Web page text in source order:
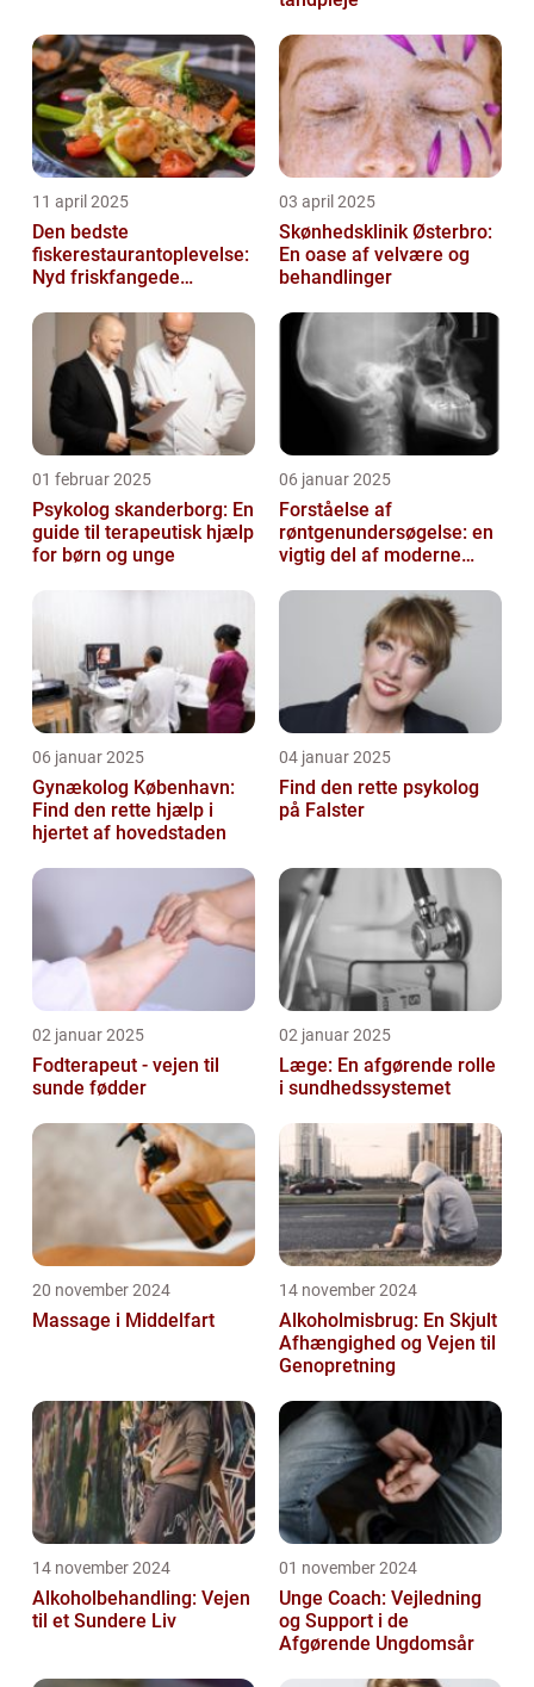
11 april 2025
Den bedste
fiskerestaurantoplevelse:
Nyd friskfangede
03 april 2025
Skønhedsklinik Østerbro:
En oase af velvære og
behandlinger
01 februar 2025
Psykolog skanderborg: En
guide til terapeutisk hjælp
for børn og unge
06 januar 2025
Forståelse af
røntgenundersøgelse: en
vigtig del af moderne
06 januar 2025
Gynækolog København:
Find den rette hjælp i
hjertet af hovedstaden
04 januar 2025
Find den rette psykolog
på Falster
02 januar 2025
Fodterapeut - vejen til
sunde fødder
02 januar 2025
Læge: En afgørende rolle
i sundhedssystemet
20 november 2024
Massage i Middelfart
14 november 2024
Alkoholmisbrug: En Skjult
Afhængighed og Vejen til
Genopretning
14 november 2024
Alkoholbehandling: Vejen
til et Sundere Liv
01 november 2024
Unge Coach: Vejledning
og Support i de
Afgørende Ungdomsår